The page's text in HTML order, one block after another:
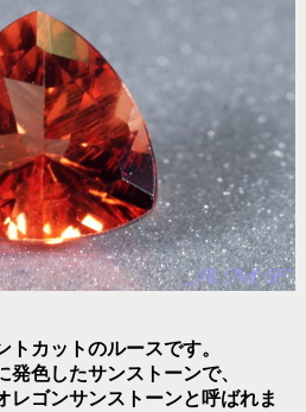
トカットのルースです。
発色したサンストーンで、
レゴンサンストーンと呼ばれま